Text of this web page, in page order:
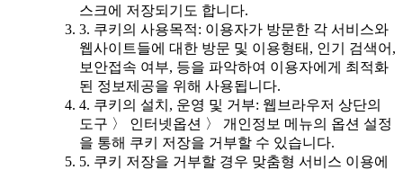
스크에 저장되기도 합니다.
3. 쿠키의 사용목적: 이용자가 방문한 각 서비스와
웹사이트들에 대한 방문 및 이용형태, 인기 검색어,
보안접속 여부, 등을 파악하여 이용자에게 최적화
된 정보제공을 위해 사용됩니다.
4. 쿠키의 설치, 운영 및 거부: 웹브라우저 상단의
도구 〉 인터넷옵션 〉 개인정보 메뉴의 옵션 설정
을 통해 쿠키 저장을 거부할 수 있습니다.
5. 쿠키 저장을 거부할 경우 맞춤형 서비스 이용에